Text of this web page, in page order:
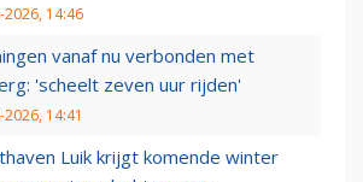
2026, 14:46
vanaf nu verbonden met
'scheelt zeven uur rijden'
2026, 14:41
Luik krijgt komende winter